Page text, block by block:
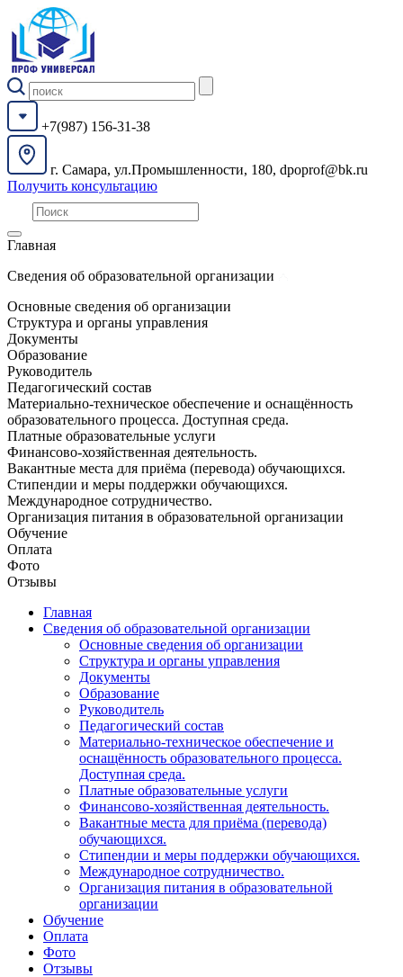
+7(987) 156-31-38
г. Самара, ул.Промышленности, 180, dpoprof@bk.ru
Получить консультацию
Главная
Сведения об образовательной организации
Основные сведения об организации
Структура и органы управления
Документы
Образование
Руководитель
Педагогический состав
Материально-техническое обеспечение и оснащённость
образовательного процесса. Доступная среда.
Платные образовательные услуги
Финансово-хозяйственная деятельность.
Вакантные места для приёма (перевода) обучающихся.
Стипендии и меры поддержки обучающихся.
Международное сотрудничество.
Организация питания в образовательной организации
Обучение
Оплата
Фото
Отзывы
Главная
Сведения об образовательной организации
Основные сведения об организации
Структура и органы управления
Документы
Образование
Руководитель
Педагогический состав
Материально-техническое обеспечение и
оснащённость образовательного процесса.
Доступная среда.
Платные образовательные услуги
Финансово-хозяйственная деятельность.
Вакантные места для приёма (перевода)
обучающихся.
Стипендии и меры поддержки обучающихся.
Международное сотрудничество.
Организация питания в образовательной
организации
Обучение
Оплата
Фото
Отзывы